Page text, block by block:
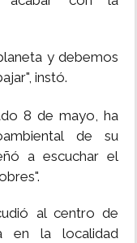
y debemos
instó.
8 de mayo, ha
de su
a escuchar el
al centro de
en la localidad